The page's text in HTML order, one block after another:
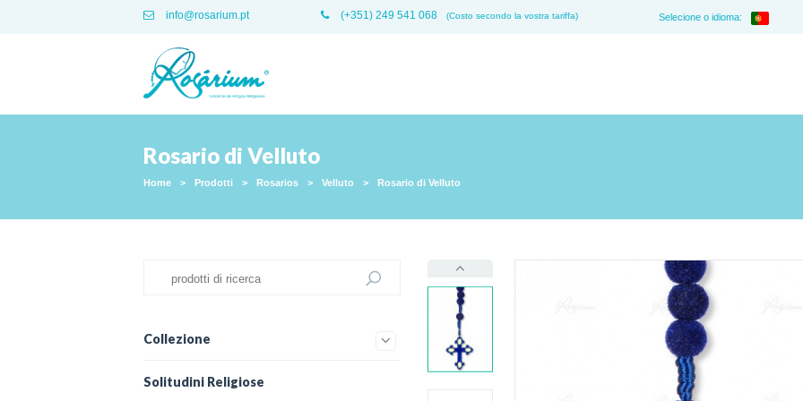
info@rosarium.pt (+351) 249 541 068 (Costo secondo la vostra tariffa) Selecione o idioma:
Rosario di Velluto
Home > Prodotti > Rosarios > Velluto > Rosario di Velluto
Collezione
Solitudini Religiose